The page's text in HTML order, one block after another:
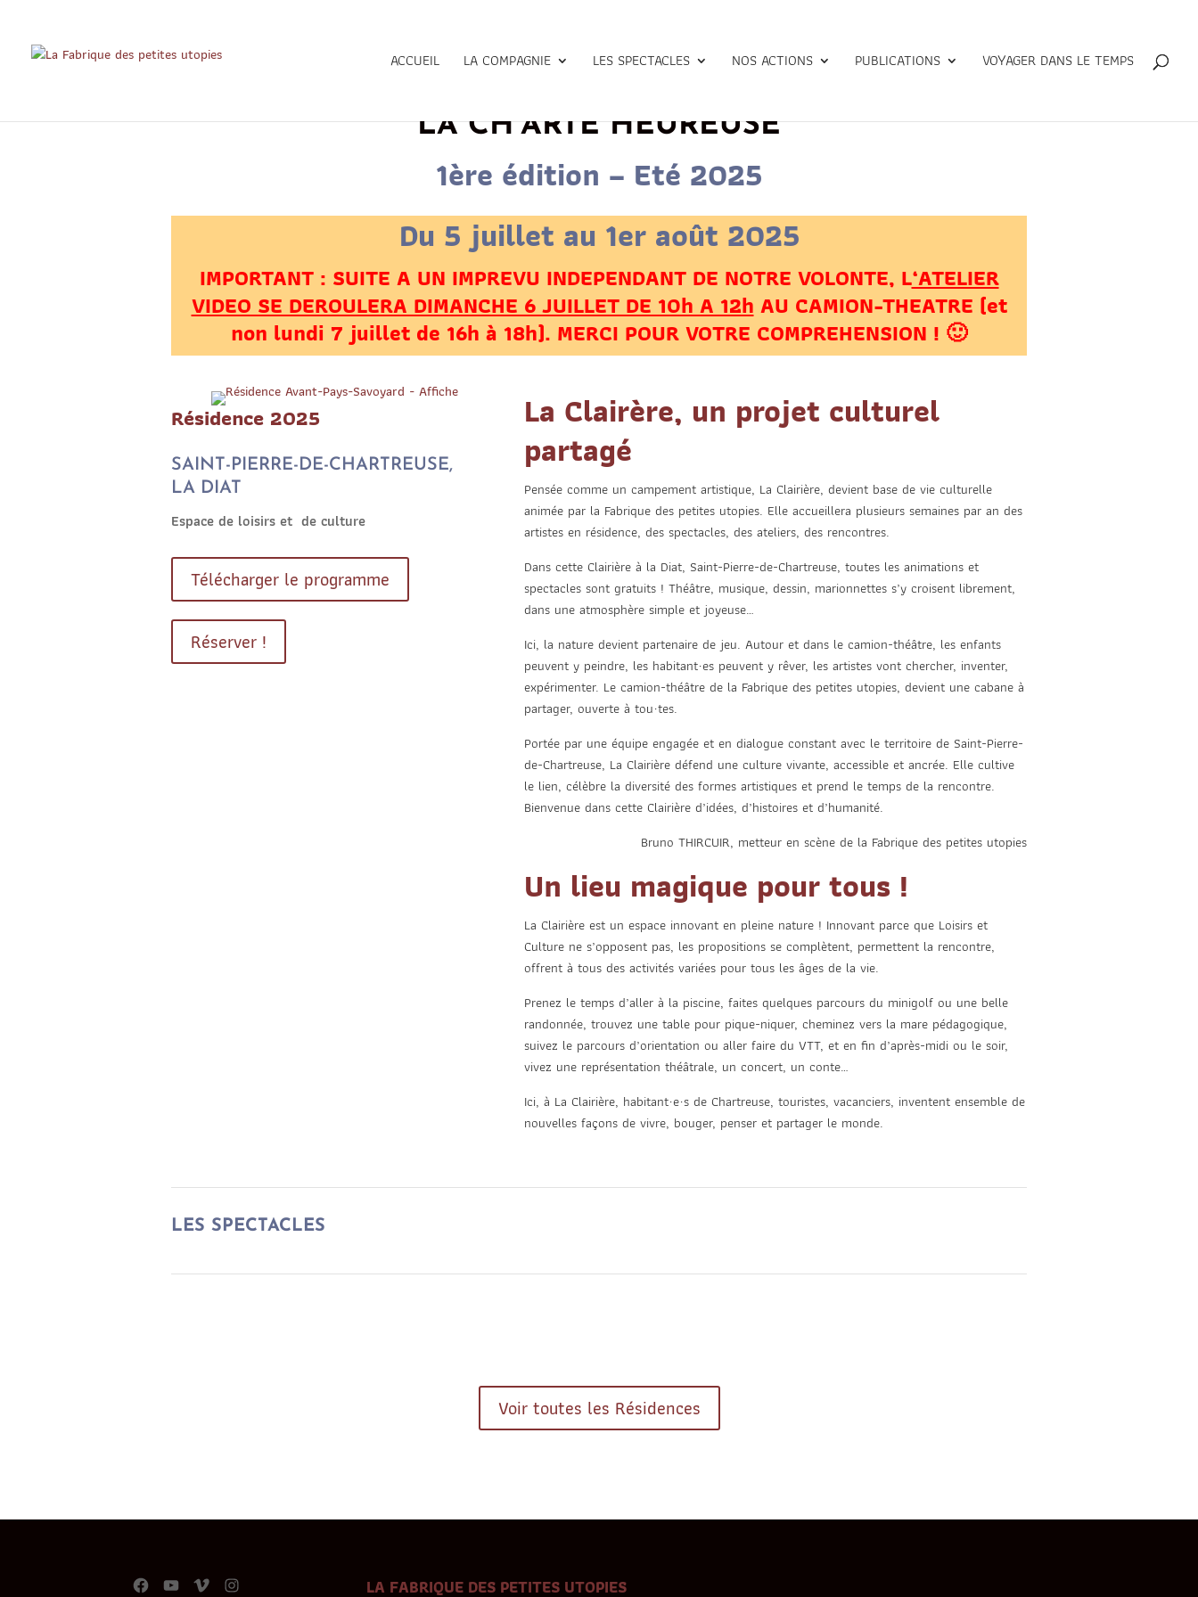
ACCUEIL LA COMPAGNIE LES SPECTACLES NOS ACTIONS PUBLICATIONS VOYAGER DANS LE TEMPS
LA CH’ARTE HEUREUSE
1ère édition – Eté 2025
Du 5 juillet au 1er août 2025
IMPORTANT : SUITE A UN IMPREVU INDEPENDANT DE NOTRE VOLONTE, L‘ATELIER
VIDEO SE DEROULERA DIMANCHE 6 JUILLET DE 10h A 12hAU CAMION-THEATRE (et
non lundi 7 juillet de 16h à 18h). MERCI POUR VOTRE COMPREHENSION ! 🙂
Résidence 2025
SAINT-PIERRE-DE-CHARTREUSE,
LA DIAT
Espace de loisirs et de culture
Télécharger le programme
Réserver !
La Clairère, un projet culturel
partagé
Pensée comme un campement artistique, La Clairière, devient base de vie culturelle
animée par la Fabrique des petites utopies. Elle accueillera plusieurs semaines par an des
artistes en résidence, des spectacles, des ateliers, des rencontres.
Dans cette Clairière à la Diat, Saint-Pierre-de-Chartreuse, toutes les animations et
spectacles sont gratuits ! Théâtre, musique, dessin, marionnettes s’y croisent librement,
dans une atmosphère simple et joyeuse…
Ici, la nature devient partenaire de jeu. Autour et dans le camion-théâtre, les enfants
peuvent y peindre, les habitant·es peuvent y rêver, les artistes vont chercher, inventer,
expérimenter. Le camion-théâtre de la Fabrique des petites utopies, devient une cabane à
partager, ouverte à tou·tes.
Portée par une équipe engagée et en dialogue constant avec le territoire de Saint-Pierre-
de-Chartreuse, La Clairière défend une culture vivante, accessible et ancrée. Elle cultive
le lien, célèbre la diversité des formes artistiques et prend le temps de la rencontre.
Bienvenue dans cette Clairière d’idées, d’histoires et d’humanité.
Bruno THIRCUIR, metteur en scène de la Fabrique des petites utopies
Un lieu magique pour tous !
La Clairière est un espace innovant en pleine nature ! Innovant parce que Loisirs et
Culture ne s’opposent pas, les propositions se complètent, permettent la rencontre,
offrent à tous des activités variées pour tous les âges de la vie.
Prenez le temps d’aller à la piscine, faites quelques parcours du minigolf ou une belle
randonnée, trouvez une table pour pique-niquer, cheminez vers la mare pédagogique,
suivez le parcours d’orientation ou aller faire du VTT, et en fin d’après-midi ou le soir,
vivez une représentation théâtrale, un concert, un conte…
Ici, à La Clairière, habitant·e·s de Chartreuse, touristes, vacanciers, inventent ensemble de
nouvelles façons de vivre, bouger, penser et partager le monde.
LES SPECTACLES
Voir toutes les Résidences
Facebook
YouTube
VimeoInstagram LA FABRIQUE DES PETITES UTOPIES